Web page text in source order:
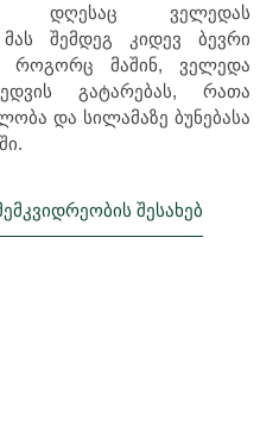
დღესაც ველედას
შემდეგ კიდევ ბევრი
როგორც მაშინ, ველედა
გატარებას, რათა
და სილამაზე ბუნებასა
შესახებ